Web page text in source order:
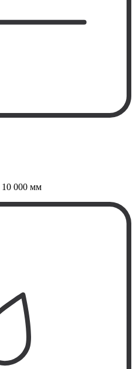
10 000 мм